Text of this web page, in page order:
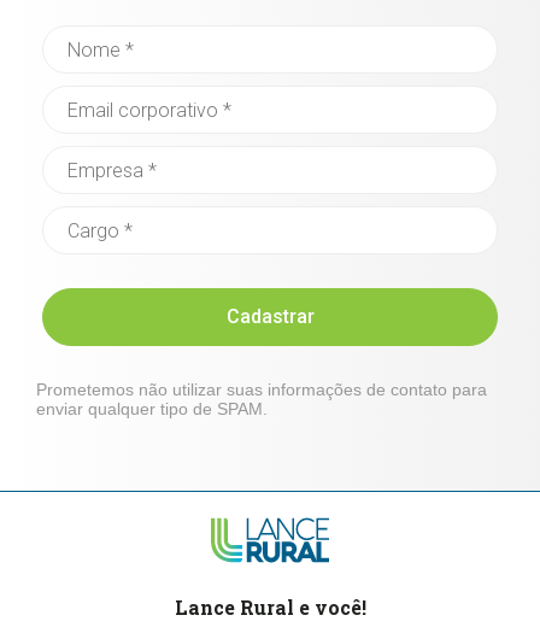
Cadastrar
Prometemos não utilizar suas informações de contato para
enviar qualquer tipo de SPAM.
Lance Rural e você!